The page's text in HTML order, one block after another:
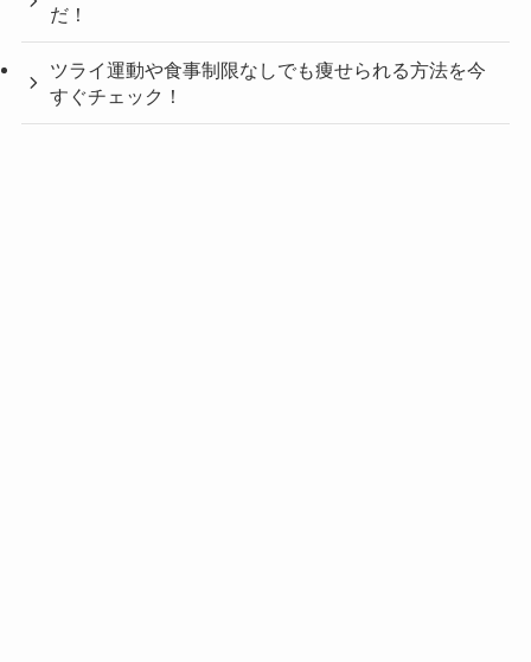
だ！
ツライ運動や食事制限なしでも痩せられる方法を今
すぐチェック！